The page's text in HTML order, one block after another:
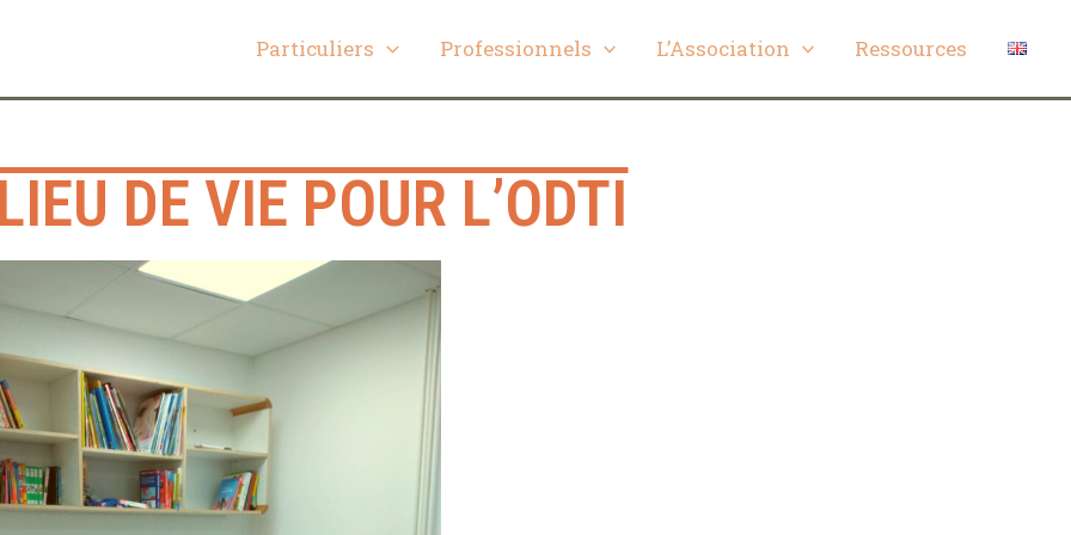
Particuliers Professionnels L’Association Ressources
DE VIE POUR L’ODTI